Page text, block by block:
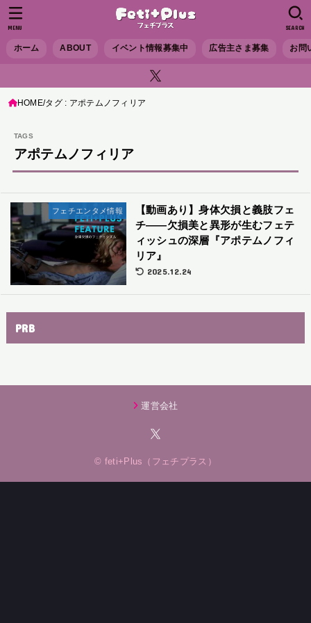
ホーム ABOUT イベント情報募集中 広告主さま募集 お問
SEARCH
MENU
HOME タグ : アポテムノフィリア
アポテムノフィリア
フェチエンタメ情報
【動画あり】身体欠損と義肢フェ
チ——欠損美と異形が生むフェテ
ィッシュの深層『アポテムノフィ
リア』
2025.12.24
PRB
運営会社
© feti+Plus（フェチプラス）